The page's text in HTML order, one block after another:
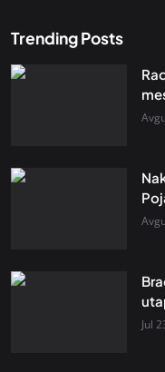
Trending Posts
Jul